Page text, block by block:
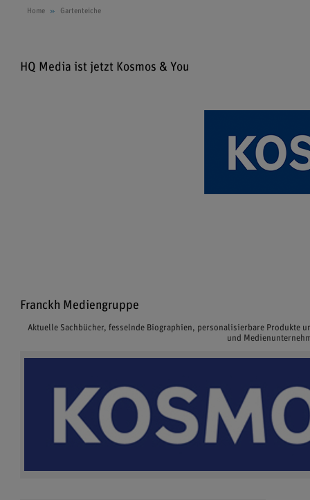
Home Gartenteiche
HQ Media ist jetzt Kosmos & You
Franckh Mediengruppe
Aktuelle Sachbücher, fesselnde Biographien, personalisierbare Produkte
und